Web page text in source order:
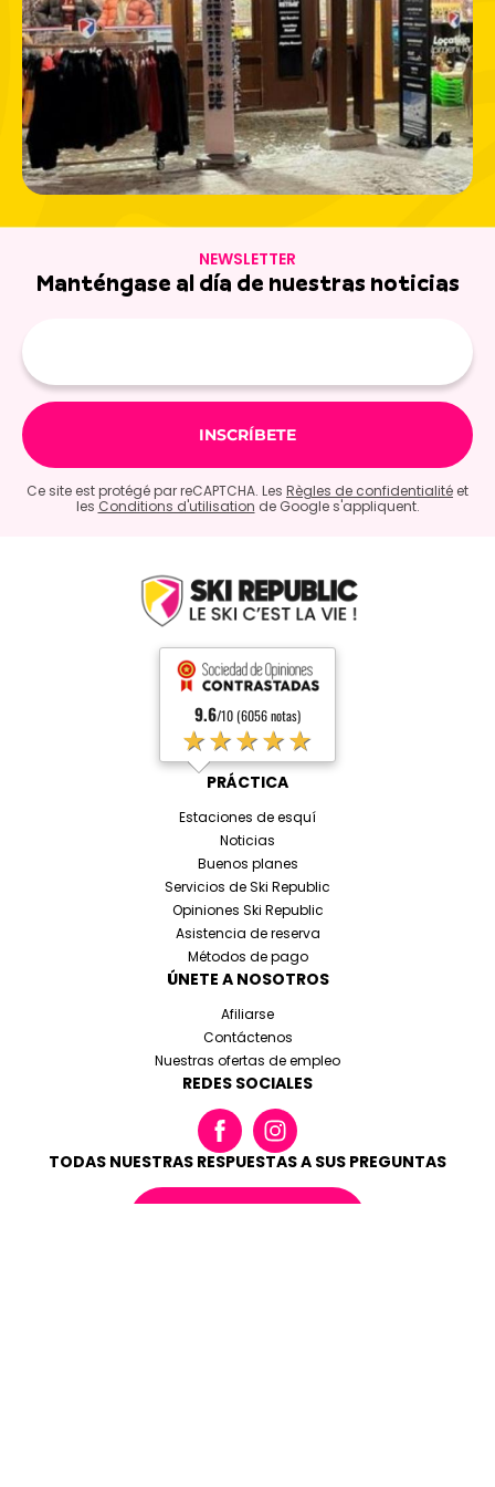
NEWSLETTER
Manténgase al día de nuestras noticias
Ce site est protégé par reCAPTCHA. Les Règles de confidentialité et
les Conditions d'utilisation de Google s'appliquent.
9.6/10 (6056 notas)
★★★★★
PRÁCTICA
Estaciones de esquí
Noticias
Buenos planes
Servicios de Ski Republic
Opiniones Ski Republic
Asistencia de reserva
Métodos de pago
ÚNETE A NOSOTROS
Afiliarse
Contáctenos
Nuestras ofertas de empleo
REDES SOCIALES
TODAS NUESTRAS RESPUESTAS A SUS PREGUNTAS